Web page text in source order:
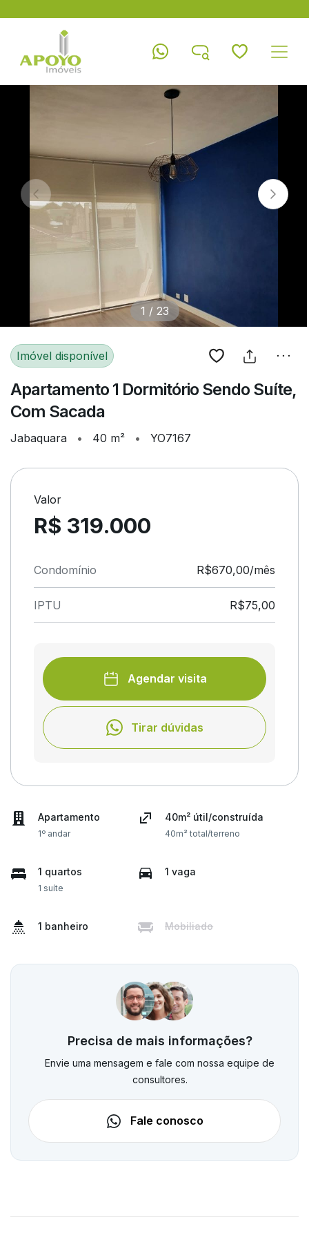
1 / 23
Imóvel disponível
Apartamento 1 Dormitório Sendo Suíte,
Com Sacada
Jabaquara • 40 m² • YO7167
Valor
R$ 319.000
Condomínio R$670,00/mês
IPTU R$75,00
Agendar visita
Tirar dúvidas
Apartamento
1º andar
40m² útil/construída
40m² total/terreno
1 quartos
1 suíte
1 vaga
1 banheiro Mobiliado
Precisa de mais informações?
Envie uma mensagem e fale com nossa equipe de
consultores.
Fale conosco